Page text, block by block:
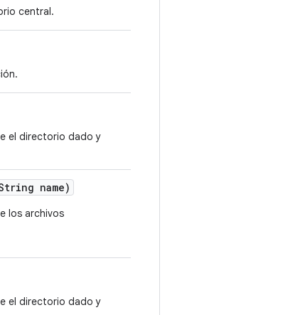
central.
el directorio dado y
name)
los archivos
el directorio dado y